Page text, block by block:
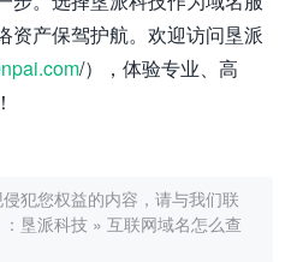
资产保驾护航。欢迎访问垦派
/），体验专业、高
犯您权益的内容，请与我们联
垦派科技 » 互联网域名怎么查